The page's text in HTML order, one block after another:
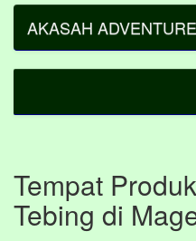
AKASAH ADVENTURE
Tempat
Tebing di